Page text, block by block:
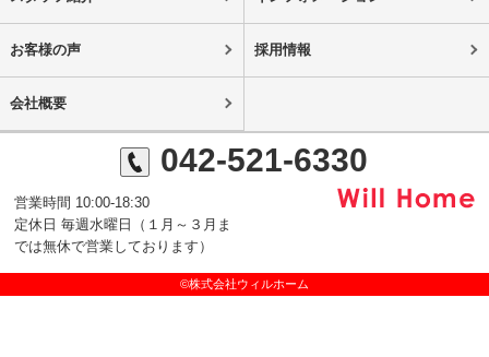
お客様の声 採用情報
会社概要
042-521-6330
営業時間 10:00-18:30
定休日 毎週水曜日（１月～３月ま
では無休で営業しております）
©株式会社ウィルホーム